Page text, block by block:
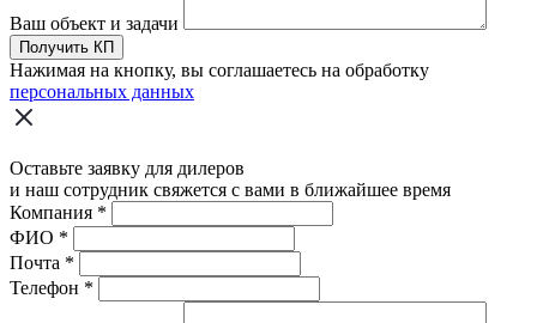
Ваш объект и задачи
Получить КП
Нажимая на кнопку, вы соглашаетесь на обработку
персональных данных
Оставьте заявку для дилеров
и наш сотрудник свяжется с вами в ближайшее время
Компания *
ФИО *
Почта *
Телефон *